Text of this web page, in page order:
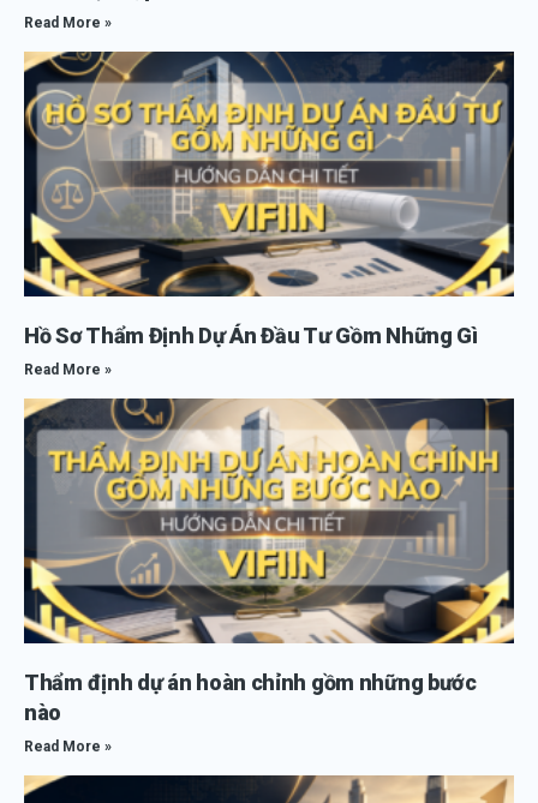
Read More »
Hồ Sơ Thẩm Định Dự Án Đầu Tư Gồm Những Gì
Read More »
Thẩm định dự án hoàn chỉnh gồm những bước
nào
Read More »